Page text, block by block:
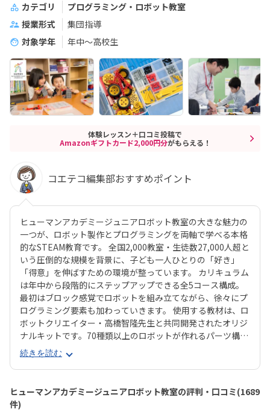
カテゴリ
プログラミング・ロボット教室
授業形式
集団指導
対象学年
年中～高校生
体験レッスン＋口コミ投稿で
Amazonギフトカード2,000円分がもらえる！
コエテコ編集部おすすめポイント
ヒューマンアカデミージュニアロボット教室の大きな魅力の
一つが、ロボット製作とプログラミングを両軸で学べる本格
的なSTEAM教育です。 全国2,000教室・生徒数27,000人超と
いう圧倒的な規模を背景に、子ども一人ひとりの「好き」
「得意」を伸ばすための環境が整っています。 カリキュラム
は年中から段階的にステップアップできる全5コース構成。
最初はブロック感覚でロボットを組み立てながら、徐々にプ
ログラミング要素も加わっていきます。 使用する教材は、ロ
ボットクリエイター・高橋智隆先生と共同開発されたオリジ
ナルキットです。70種類以上のロボットが作れるパーツ構成
で、飽きずに続けやすい点も特徴です。 月2回の90分授業で
は、ロボットを完成させる「基本製作」と、オリジナル改造
に挑戦する「応用実践」を繰り返す設計。子どもたちは毎
回、新しい達成感と成長を実感できる仕組みになっていま
す。 自ら考え、試行錯誤しながらロボットを動かす経験は、
創造力や論理的思考力を育むだけでなく、学ぶ楽しさそのも
続きを読む
ヒューマンアカデミージュニアロボット教室の評判・口コミ(1689
件)